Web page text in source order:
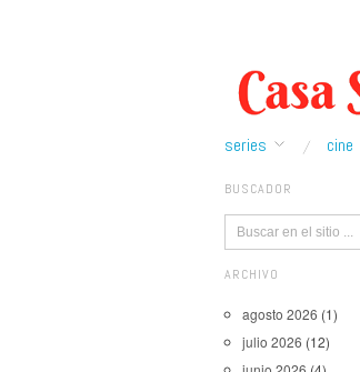
series cine
BUSCADOR
ARCHIVO
agosto 2026 (1)
julio 2026 (12)